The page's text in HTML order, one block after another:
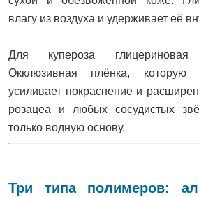
влагу из воздуха и удерживает её
Для купероза
Окклюзивная плёнка, которую
усиливает покраснение и
розацеа и любых сосудистых
только водную основу.
Три типа полимеров: